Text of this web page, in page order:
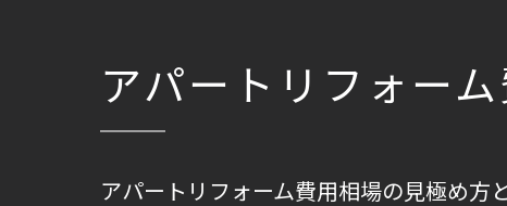
アパートリフォー
アパートリフォーム費用相場の見極め方